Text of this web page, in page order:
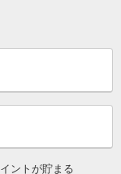
ントが貯まる